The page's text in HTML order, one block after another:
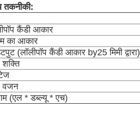
तकनीकी:
कैंडी आकार
का आकार
(लॉलीपॉप कैंडी आकार by25 मिमी द्वारा)
(एल * डब्ल्यू * एच)